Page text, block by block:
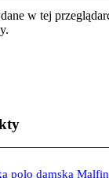
w tej
polo damska